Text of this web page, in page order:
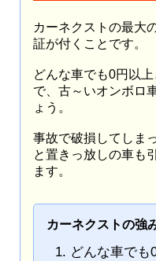
カーネクストの最大
証が付くことです。
どんな車でも0円以
で、古～いオンボロ
ょう。
事故で破損してしま
と置きっ放しの車も
ます。
カーネクストの強
どんな車でも